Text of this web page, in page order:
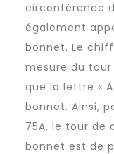
circonférence
également
bonnet. Le
mesure du
que la lettre «
bonnet. Ainsi,
75A, le tour de
bonnet est de